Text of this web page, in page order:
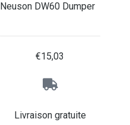
Neuson DW60 Dumper
€15,03
Livraison gratuite